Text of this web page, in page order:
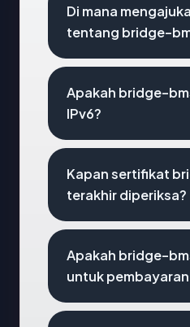
Di mana
tentang bridge-
Apakah bridge-
IPv6?
Kapan sertifikat
terakhir diperiksa?
Apakah bridge-
untuk